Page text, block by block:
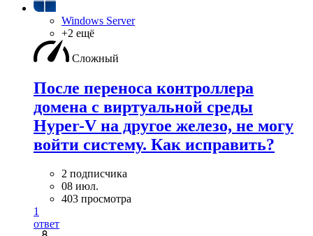
Windows Server
+2 ещё
Сложный
После переноса контроллера
домена с виртуальной среды
Hyper-V на другое железо, не могу
войти систему. Как исправить?
2 подписчика
08 июл.
403 просмотра
1
ответ